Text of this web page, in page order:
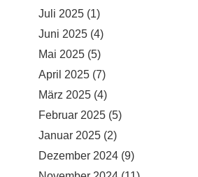
Juli 2025 (1)
Juni 2025 (4)
Mai 2025 (5)
April 2025 (7)
März 2025 (4)
Februar 2025 (5)
Januar 2025 (2)
Dezember 2024 (9)